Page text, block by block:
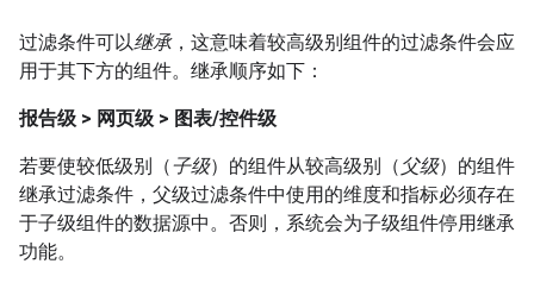
过滤条件可以继承，这意味着较高级别组件的过滤条件会应
用于其下方的组件。继承顺序如下：
报告级 > 网页级 > 图表/控件级
若要使较低级别（子级）的组件从较高级别（ 父级）的组件
继承过滤条件，父级过滤条件中使用的维度和指标必须存在
于子级组件的数据源中。否则，系统会为子级组件停用继承
功能。